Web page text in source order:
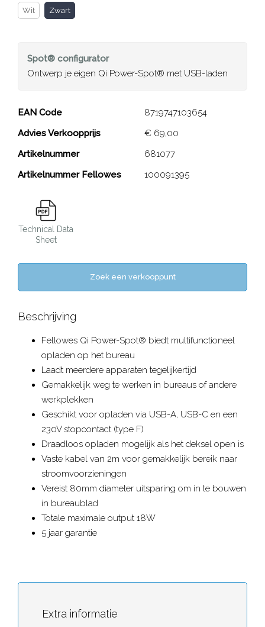
Wit Zwart
Spot® configurator
Ontwerp je eigen Qi Power-Spot® met USB-laden
Qi Power-Spot® met USB-
laden
EAN Code
8719747103654
Advies Verkoopprijs
€ 69,00
Artikelnummer
681077
Artikelnummer Fellowes
100091395
Technical Data
Sheet
Zoek een verkooppunt
Beschrijving
Fellowes Qi Power-Spot® biedt multifunctioneel
opladen op het bureau
Laadt meerdere apparaten tegelijkertijd
Gemakkelijk weg te werken in bureaus of andere
werkplekken
Geschikt voor opladen via USB-A, USB-C en een
230V stopcontact (type F)
Draadloos opladen mogelijk als het deksel open is
Vaste kabel van 2m voor gemakkelijk bereik naar
stroomvoorzieningen
Vereist 80mm diameter uitsparing om in te bouwen
in bureaublad
Totale maximale output 18W
5 jaar garantie
Extra informatie